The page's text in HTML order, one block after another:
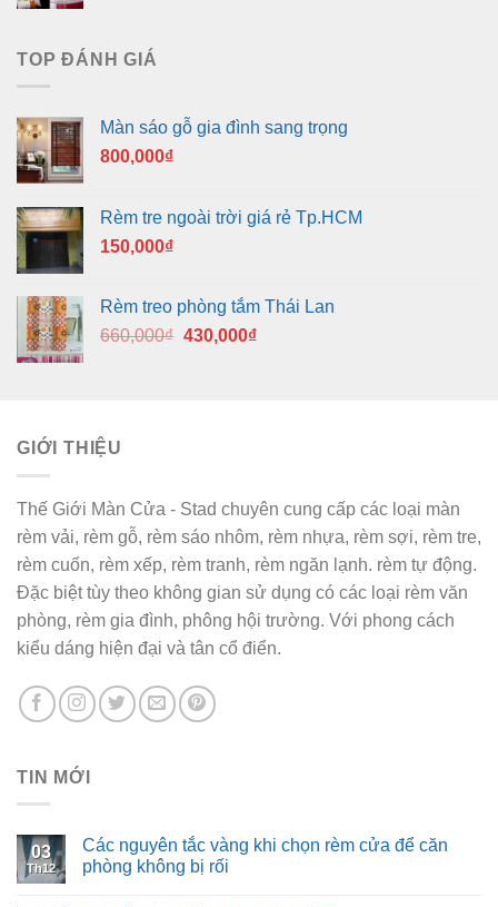
TOP ĐÁNH GIÁ
Màn sáo gỗ gia đình sang trọng
800,000₫
Rèm tre ngoài trời giá rẻ Tp.HCM
150,000₫
Rèm treo phòng tắm Thái Lan
660,000₫ Giá
430,000₫Giá
GIỚI THIỆU
Thế Giới Màn Cửa - Stad chuyên cung cấp các loại màn
rèm vải, rèm gỗ, rèm sáo nhôm, rèm nhựa, rèm sợi, rèm tre,
rèm cuốn, rèm xếp, rèm tranh, rèm ngăn lạnh. rèm tự động.
Đặc biệt tùy theo không gian sử dụng có các loại rèm văn
phòng, rèm gia đình, phông hội trường. Với phong cách
kiểu dáng hiện đại và tân cổ điển.
TIN MỚI
03
Th12
Các nguyên tắc vàng khi chọn rèm cửa để căn
phòng không bị rối